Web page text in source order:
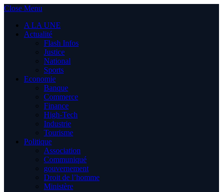
Close Menu
A LA UNE
Actualité
Flash Infos
Justice
National
Sports
Economie
Banque
Commerce
Finance
High-Tech
Industrie
Tourisme
Politique
Association
Communiqué
gouvernement
Droit de l’homme
Ministère